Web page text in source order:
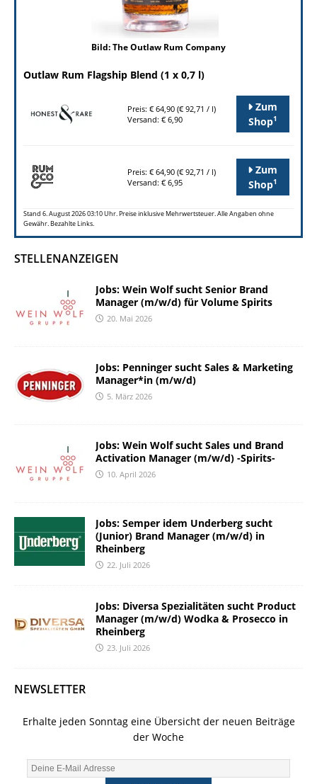
Bild: The Outlaw Rum Company
Outlaw Rum Flagship Blend (1 x 0,7 l)
Preis: € 64,90 (€ 92,71 / l)
Versand: € 6,90
Zum
Shop1
Preis: € 64,90 (€ 92,71 / l)
Versand: € 6,95
Zum
Shop1
Stand 6. August 2026 03:10 Uhr. Preise inklusive Mehrwertsteuer. Alle Angaben ohne
Gewähr. Bezahlte Links.
STELLENANZEIGEN
Jobs: Wein Wolf sucht Senior Brand
Manager (m/w/d) für Volume Spirits
20. Mai 2026
Jobs: Penninger sucht Sales & Marketing
Manager*in (m/w/d)
5. März 2026
Jobs: Wein Wolf sucht Sales und Brand
Activation Manager (m/w/d) -Spirits-
10. April 2026
Jobs: Semper idem Underberg sucht
(Junior) Brand Manager (m/w/d) in
Rheinberg
22. Juli 2026
Jobs: Diversa Spezialitäten sucht Product
Manager (m/w/d) Wodka & Prosecco in
Rheinberg
23. Juli 2026
NEWSLETTER
Erhalte jeden Sonntag eine Übersicht der neuen Beiträge
der Woche